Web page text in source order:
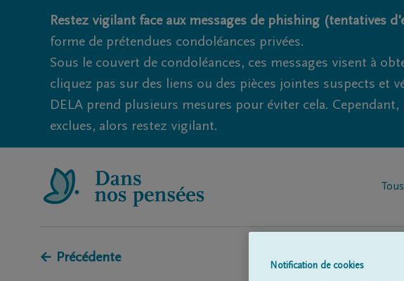
Restez vigilant face aux messages de phishing (tentatives
forme de prétendues condoléances privées.
Sous le couvert de condoléances, ces messages visent à
cliquez pas sur des liens ou des pièces jointes suspects et
DELA prend plusieurs mesures pour éviter cela.
exclues, alors restez vigilant.
← Précédente
Notification de cookies